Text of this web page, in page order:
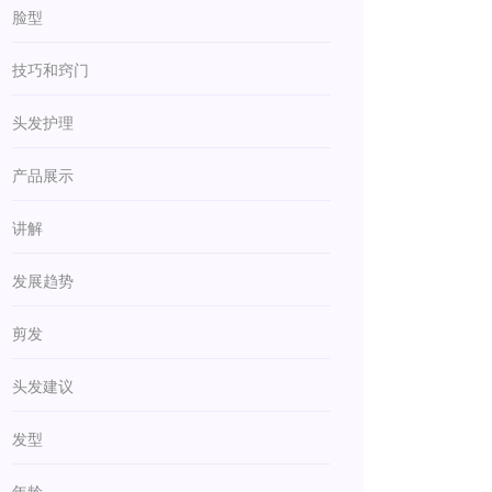
脸型
技巧和窍门
头发护理
产品展示
讲解
发展趋势
剪发
头发建议
发型